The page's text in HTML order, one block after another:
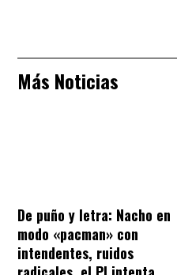
Más Noticias
De puño y letra: Nacho en
modo «pacman» con
intendentes, ruidos